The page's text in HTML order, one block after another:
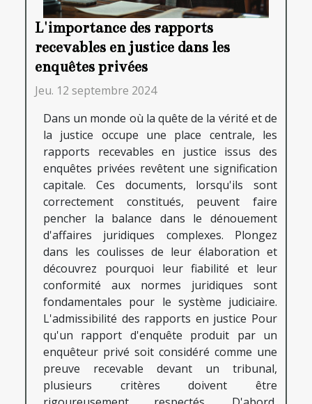
L'importance des rapports
recevables en justice dans les
enquêtes privées
Jeu. 12 septembre 2024
Dans un monde où la quête de la vérité et de
la justice occupe une place centrale, les
rapports recevables en justice issus des
enquêtes privées revêtent une signification
capitale. Ces documents, lorsqu'ils sont
correctement constitués, peuvent faire
pencher la balance dans le dénouement
d'affaires juridiques complexes. Plongez
dans les coulisses de leur élaboration et
découvrez pourquoi leur fiabilité et leur
conformité aux normes juridiques sont
fondamentales pour le système judiciaire.
L'admissibilité des rapports en justice Pour
qu'un rapport d'enquête produit par un
enquêteur privé soit considéré comme une
preuve recevable devant un tribunal,
plusieurs critères doivent être